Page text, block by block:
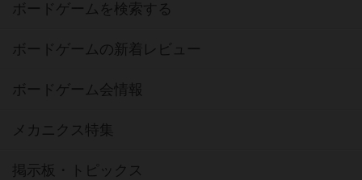
ボードゲームを検索する
ボードゲームの新着レビュー
ボードゲーム会情報
メカニクス特集
掲示板・トピックス